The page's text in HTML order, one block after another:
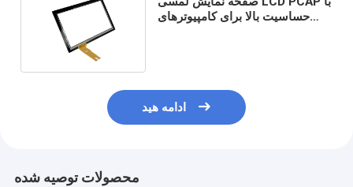
حساسیت بالا برای کامپیوترهای
ادامه هید
محصولات توصیه شده